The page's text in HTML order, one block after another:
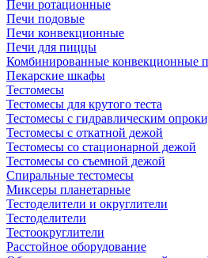
Печи ротационные
Печи подовые
Печи конвекционные
Печи для пиццы
Комбинированные конвекционные
Пекарские шкафы
Тестомесы
Тестомесы для крутого теста
Тестомесы с гидравлическим
Тестомесы с откатной дежой
Тестомесы со стационарной дежой
Тестомесы со съемной дежой
Спиральные тестомесы
Миксеры планетарные
Тестоделители и округлители
Тестоделители
Тестоокруглители
Расстойное оборудование